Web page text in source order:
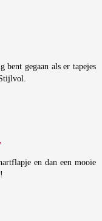
bent gegaan als er tapejes
en dan een mooie